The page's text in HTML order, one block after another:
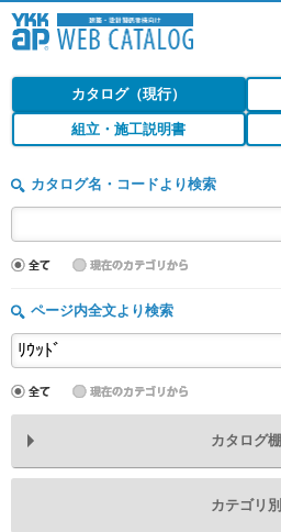
カタログ（現行）
組立・施工説明書
カタログ名・コードより検索
ページ内全文より検索
カタログ棚
カテゴリ別